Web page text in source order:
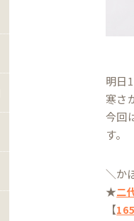
明日
寒さ
今回
す。
＼か
★二
【